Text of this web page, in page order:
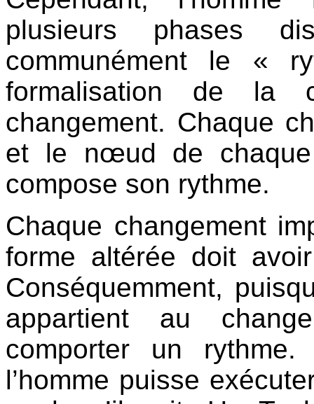
plusieurs phases
communément le «
formalisation de la
changement. Chaque
et le nœud de chaque
compose son rythme.
Chaque changement
forme altérée doit
Conséquemment,
appartient au
comporter un
l’homme puisse